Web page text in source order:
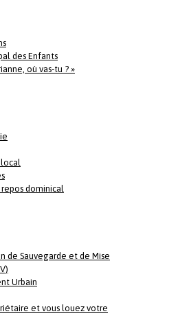
des Enfants
où vas-tu ? »
local
dominical
de Sauvegarde et de Mise
Urbain
et vous louez votre